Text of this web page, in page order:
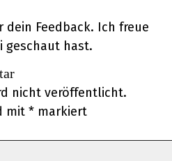
Feedback. Ich freue
geschaut hast.
nicht veröffentlicht.
mit * markiert